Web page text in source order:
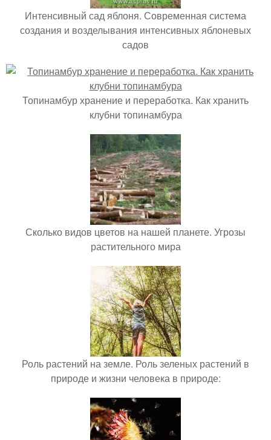
Интенсивный сад яблоня. Современная система
создания и возделывания интенсивных яблоневых
садов
Топинамбур хранение и переработка. Как хранить
клубни топинамбура
Сколько видов цветов на нашей планете. Угрозы
растительного мира
Роль растений на земле. Роль зеленых растений в
природе и жизни человека в природе: